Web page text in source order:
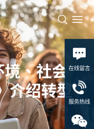
在线留言
服务热线
境、社会
介绍转型